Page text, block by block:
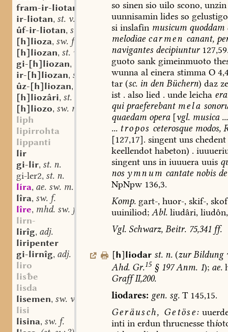
fram-ir-liotan
ir-liotan, st. v.
ûf-ir-liotan, st. v.
[h]lioza, sw. f.
[h]liozan, st. v.
gi-[h]liozan,
ir-[h]liozan, st. v.
ûz-[h]liozan,
[h]liozâri, st. m.
[h]liozo, sw. m.
liph
lipirrohta
lippanti
lir
gi-lir, st. n.
gi-ler2, st. n.
líra, ae. sw. m.
lîra, sw. f.
lîre, mhd. sw. f.
lirn-
lirîg, adj.
liripenter
gi-lirnîg, adj.
liro
lise
lisda
lisemen, sw. v.
lisi
lisina, sw. f.
so sinen sio uilo scono,unzin
uunnisaminlidesso
siinslafin musicumquoddam
melodiae carmen canant,
navigantes decipiuntur
guoto sank gimeinmuoto
wunnaaleinerastimmaO
tar(sc.indenBüchern) daz
ist. also lied. undeleicha
qui praeferebant mela
quaedamopera[vgl. musica...
... tropos ceterosquemodos,
[127,17]. singentunschedent
keellendothabeton) .
singentunsiniuuuerauuis
nos ymnum cantate nobis de
NpNpw136,3.
Komp.gart-,huor-,skif-,
uuiniliod; Abl. liudâri,liudôn,
Vgl.Schwarz,Beitr.75,341ff.
[h]liodar st. n. (zurBildung
Ahd.Gr.15 §197Anm.1); ae.
GraffII,200.
liodares: gen.sg.T145,15.
Geräusch, Getöse:
intiin erdunthrucnessethi